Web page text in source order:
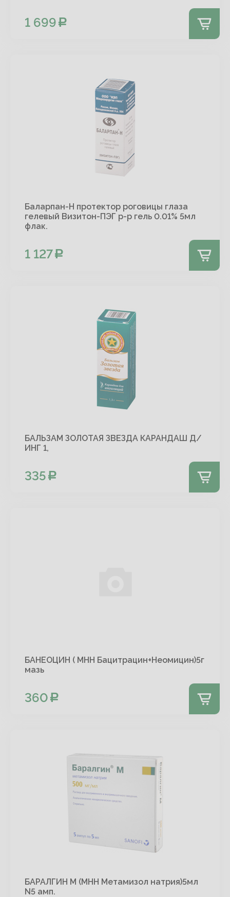
1 699
Баларпан-Н протектор роговицы глаза
гелевый Визитон-ПЭГ р-р гель 0.01% 5мл
флак.
1 127
БАЛЬЗАМ ЗОЛОТАЯ ЗВЕЗДА КАРАНДАШ Д/
ИНГ 1,
335
БАНЕОЦИН ( МНН Бацитрацин+Неомицин)5г
мазь
360
БАРАЛГИН М (МНН Метамизол натрия)5мл
N5 амп.